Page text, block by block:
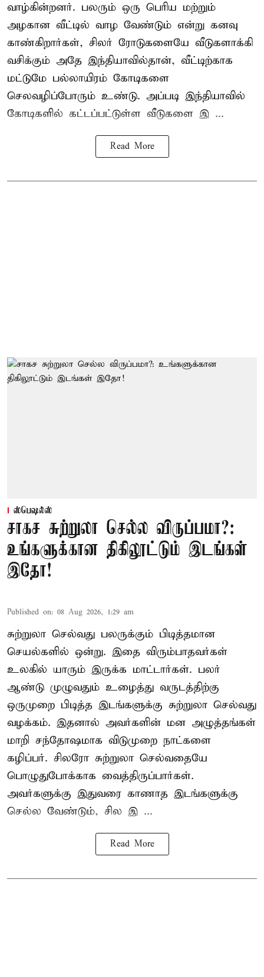
வாழ்கின்றனர். பலரும் ஒரு பெரிய மற்றும்
அழகான வீட்டில் வாழ வேண்டும் என்று கனவு
காண்கிறார்கள், சிலர் ரோடுகளையே வீடுகளாக்கி
வசிக்கும் அதே இந்தியாவில்தான், வீட்டிற்காக
மட்டுமே பல்லாயிரம் கோடிகளை
செலவழிப்போரும் உண்டு. அப்படி இந்தியாவில்
கோடிகளில் கட்டப்பட்டுள்ள வீடுகளை இ ...
Read More
ஸ்பெஷல்ஸ்
சாகச சுற்றுலா செல்ல விருப்பமா?:
உங்களுக்கான திகிலூட்டும் இடங்கள்
இதோ!
Published on: 08 Aug 2026, 1:29 am
சுற்றுலா செல்வது பலருக்கும் பிடித்தமான
செயல்களில் ஒன்று. இதை விரும்பாதவர்கள்
உலகில் யாரும் இருக்க மாட்டார்கள். பலர்
ஆண்டு முழுவதும் உழைத்து வருடத்திற்கு
ஒருமுறை பிடித்த இடங்களுக்கு சுற்றுலா செல்வது
வழக்கம். இதனால் அவர்களின் மன அழுத்தங்கள்
மாறி சந்தோஷமாக விடுமுறை நாட்களை
கழிப்பர். சிலரோ சுற்றுலா செல்வதையே
பொழுதுபோக்காக வைத்திருப்பார்கள்.
அவர்களுக்கு இதுவரை காணாத இடங்களுக்கு
செல்ல வேண்டும், சில இ ...
Read More